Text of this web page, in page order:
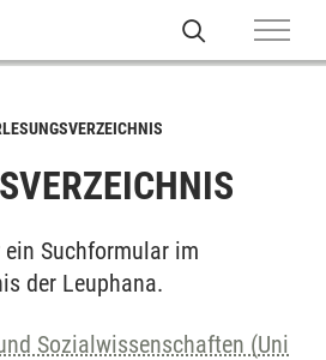
ein Suchformular im
der Leuphana.
Sozialwissenschaften (Uni